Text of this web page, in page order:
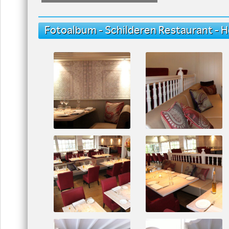
Fotoalbum - Schilderen Restaurant -